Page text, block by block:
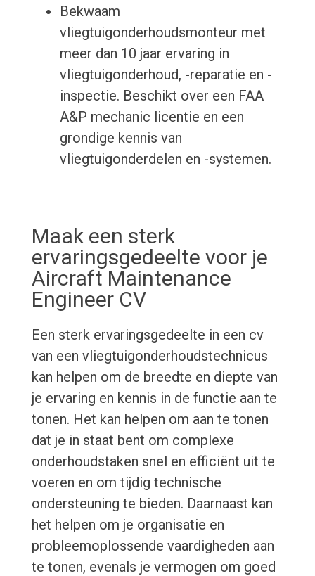
Bekwaam
vliegtuigonderhoudsmonteur met
meer dan 10 jaar ervaring in
vliegtuigonderhoud, -reparatie en -
inspectie. Beschikt over een FAA
A&P mechanic licentie en een
grondige kennis van
vliegtuigonderdelen en -systemen.
Maak een sterk
ervaringsgedeelte voor je
Aircraft Maintenance
Engineer CV
Een sterk ervaringsgedeelte in een cv
van een vliegtuigonderhoudstechnicus
kan helpen om de breedte en diepte van
je ervaring en kennis in de functie aan te
tonen. Het kan helpen om aan te tonen
dat je in staat bent om complexe
onderhoudstaken snel en efficiënt uit te
voeren en om tijdig technische
ondersteuning te bieden. Daarnaast kan
het helpen om je organisatie en
probleemoplossende vaardigheden aan
te tonen, evenals je vermogen om goed